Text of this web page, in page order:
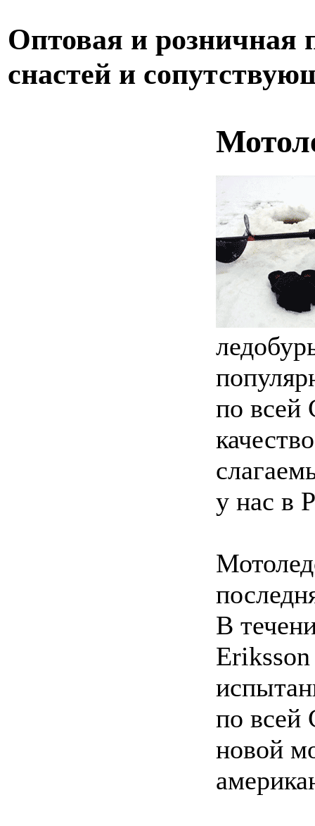
Оптовая и розничная
снастей и
по всей
у нас в
В
по всей
новой